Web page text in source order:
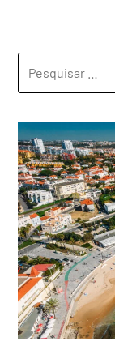
POR: